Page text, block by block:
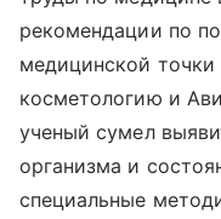
рекомендации по
медицинской точки
косметологию и
ученый сумел
организма и
специальные